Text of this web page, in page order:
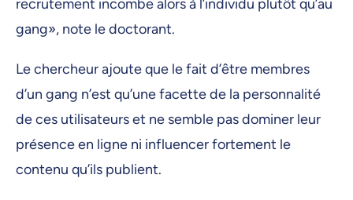
recrutement incombe alors à l’individu plutôt qu’au
gang», note le doctorant.
Le chercheur ajoute que le fait d’être membres
d’un gang n’est qu’une facette de la personnalité
de ces utilisateurs et ne semble pas dominer leur
présence en ligne ni influencer fortement le
contenu qu’ils publient.